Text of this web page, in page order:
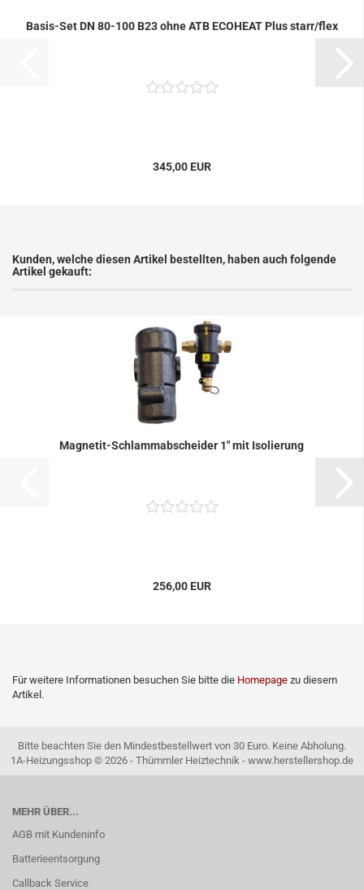
Basis-Set DN 80-100 B23 ohne ATB ECOHEAT Plus starr/flex
345,00 EUR
Kunden, welche diesen Artikel bestellten, haben auch folgende
Artikel gekauft:
Magnetit-Schlammabscheider 1" mit Isolierung
256,00 EUR
Für weitere Informationen besuchen Sie bitte die Homepage zu diesem
Artikel.
Bitte beachten Sie den Mindestbestellwert von 30 Euro. Keine Abholung.
1A-Heizungsshop © 2026 - Thümmler Heiztechnik - www.herstellershop.de
MEHR ÜBER...
AGB mit Kundeninfo
Batterieentsorgung
Callback Service